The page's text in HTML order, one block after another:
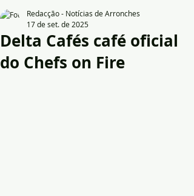
Delta Cafés café oficial
do Chefs on Fire
Redacção - Notícias de Arronches
17 de set. de 2025